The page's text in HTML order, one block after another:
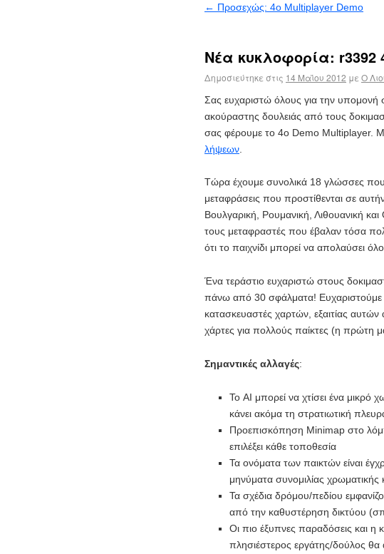
← Προσεχώς: 4ο Multiplayer Demo
Νέα κυκλοφορία: r3392
Δημοσιεύτηκε στις 14 Μαΐου 2012 με Ο
Σας ευχαριστώ όλους για την υπομονή
ακούραστης δουλειάς από τους
σας φέρουμε το 4ο Demo Multiplayer.
λήψεων
Τώρα έχουμε συνολικά 18 γλώσσες που
μεταφράσεις που προστίθενται σε
Βουλγαρική, Ρουμανική, Λιθουανική
τους μεταφραστές που έβαλαν τόσα
ότι το παιχνίδι μπορεί να απολαύσει
Ένα τεράστιο ευχαριστώ στους
πάνω από 30 σφάλματα! Ευχαριστούμε
κατασκευαστές χαρτών, εξαιτίας
χάρτες για πολλούς παίκτες (η πρώτη
Σημαντικές αλλαγές:
Το AI μπορεί να χτίσει ένα μικρό
κάνει ακόμα τη στρατιωτική
Προεπισκόπηση Minimap στο
επιλέξει κάθε τοποθεσία
Τα ονόματα των παικτών είναι
μηνύματα συνομιλίας
Τα σχέδια δρόμου/πεδίου
από την καθυστέρηση δικτύου
Οι πιο έξυπνες παραδόσεις και
πλησιέστερος εργάτης/δούλος θα